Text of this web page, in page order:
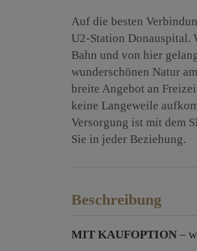
Auf die besten
U2-Station Donauspital.
Bahn und von hier
wunderschönen Natur
breite Angebot an
keine Langeweile
Versorgung ist mit dem
Sie in jeder Beziehung.
Beschreibung
MIT KAUFOPTION –